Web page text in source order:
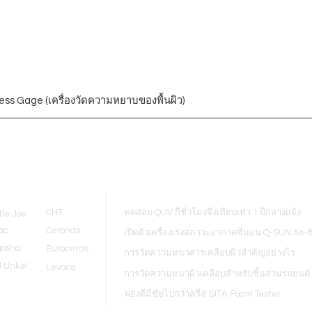
Gage (เครื่องวัดความหยาบของพื้นผิว)
ทดสอบ QUV กี่ชั่วโมงจึงเทียบเท่า 1 ปีกลางแจ้ง
เปิดตัวเครื่องเร่งสภาวะอากาศซีนอน Q-SUN Xe-8
การวัดความหนาสารเคลือบผิวสำคัญอย่างไร
การวัดความหนาผิวเคลือบสำหรับชิ้นส่วนรถยนต์
ฟองดีมีชัยไปกว่าครึ่ง! SITA Foam Tester
Joe
CHT
Ceronas
Euroceras
Levaco